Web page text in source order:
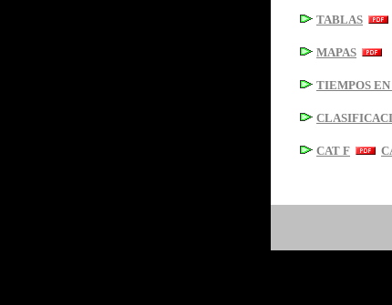
TABLAS
MAPAS
TIEMPOS
CAT F